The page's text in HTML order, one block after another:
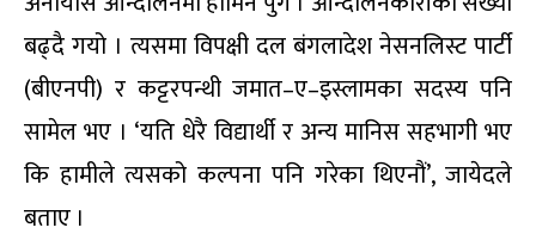
बढ्दै गयो । त्यसमा विपक्षी दल बंगलादेश नेसनलिस्ट पार्टी
(बीएनपी) र कट्टरपन्थी जमात–ए–इस्लामका सदस्य पनि
सामेल भए । ‘यति धेरै विद्यार्थी र अन्य मानिस सहभागी भए
कि हामीले त्यसको कल्पना पनि गरेका थिएनौं’, जायेदले
बताए ।